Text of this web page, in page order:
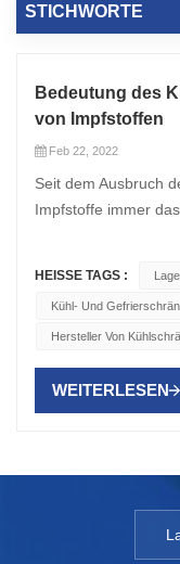
STICHWORTE
Bedeutung des
von Impfstoffen
Feb 22, 2022
Seit dem Ausbruch
Impfstoffe immer
erforderlich sind.
eine
°C, während
Temperaturen wie
es sich um neue
handelt, die von den
HEISSE TAGS :
Kühl- Und
Hersteller Von
WEITERLESEN